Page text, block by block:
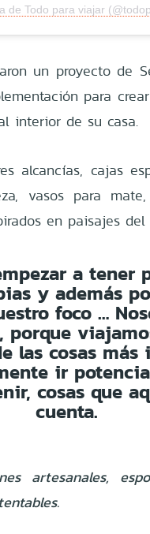
de Todo para viajar
un proyecto de
para
interior de su casa.
alcancías, cajas
vasos para
en paisajes
a tener
y además
foco …
porque
las cosas
ir
cosas que
cuenta.
artesanales,